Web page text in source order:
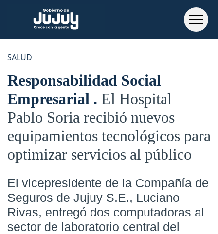
SALUD
Responsabilidad Social
Empresarial
El Hospital
Pablo Soria recibió nuevos
equipamientos tecnológicos para
optimizar servicios al público
El vicepresidente de la Compañía de
Seguros de Jujuy S.E., Luciano
Rivas, entregó dos computadoras al
sector de laboratorio central del